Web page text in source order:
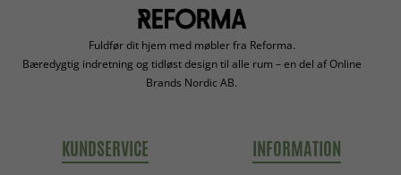
Fuldfør dit hjem med møbler fra Reforma.
Bæredygtig indretning og tidløst design til alle rum – en del af Online
Brands Nordic AB.
KUNDSERVICE INFORMATION